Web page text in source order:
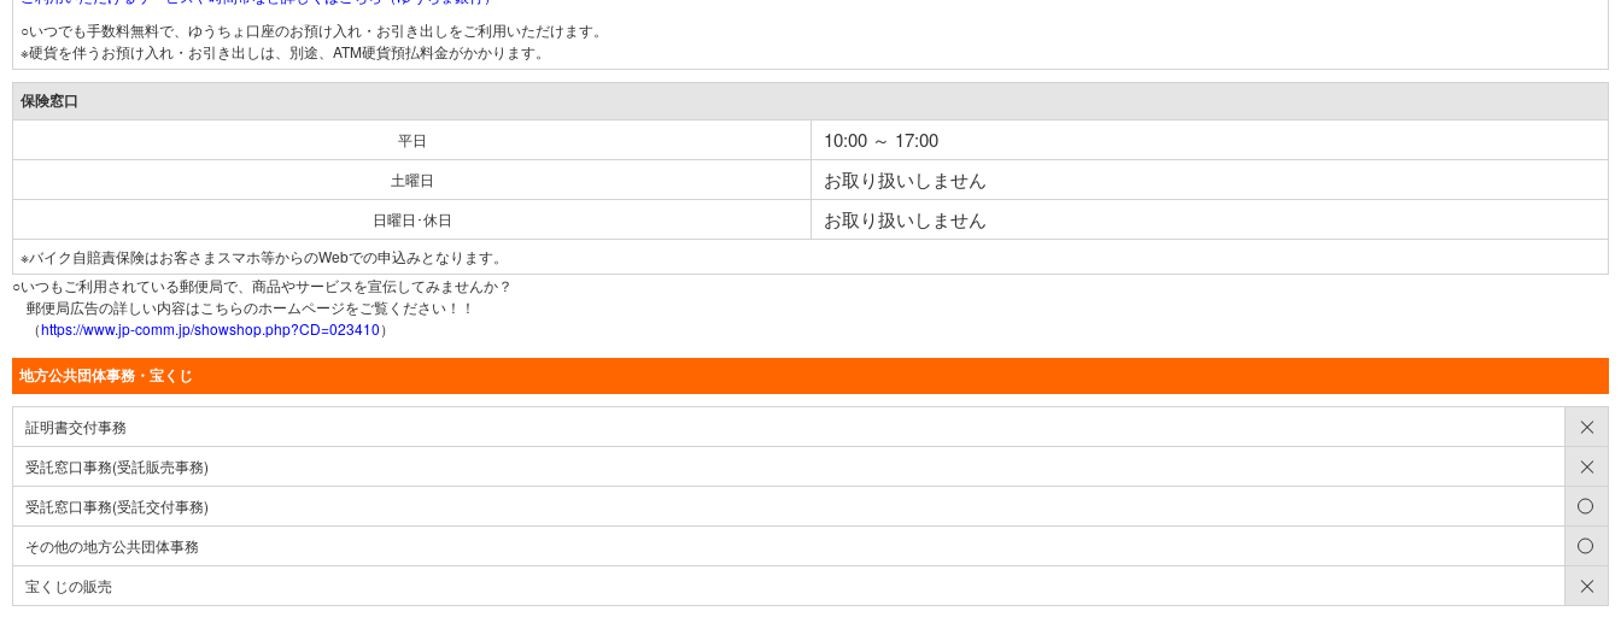
○いつでも手数料無料で、ゆうちょ口座のお預け入れ・お引き出しをご利用いただけます。
※硬貨を伴うお預け入れ・お引き出しは、別途、ATM硬貨預払料金がかかります。
保険窓口
平日 10:00 ～ 17:00
土曜日 お取り扱いしません
日曜日･休日 お取り扱いしません
※バイク自賠責保険はお客さまスマホ等からのWebでの申込みとなります。
○いつもご利用されている郵便局で、商品やサービスを宣伝してみませんか？
郵便局広告の詳しい内容はこちらのホームページをご覧ください！！
（https://www.jp-comm.jp/showshop.php?CD=023410）
地方公共団体事務・宝くじ
証明書交付事務
受託窓口事務(受託販売事務)
受託窓口事務(受託交付事務)
その他の地方公共団体事務
宝くじの販売